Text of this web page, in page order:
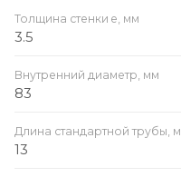
Толщина стенки e, мм
3.5
Внутренний диаметр, мм
83
Длина стандартной трубы, м
13